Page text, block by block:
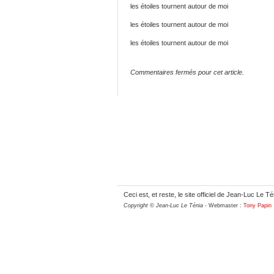
les étoiles tournent autour de moi
les étoiles tournent autour de moi
les étoiles tournent autour de moi
Commentaires fermés pour cet article.
Ceci est, et reste, le site officiel de Jean-Luc Le
Copyright © Jean-Luc Le Ténia - Webmaster : Tony Papin